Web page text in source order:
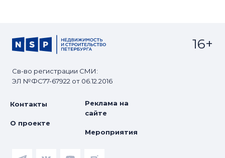
Св-во регистрации СМИ:
ЭЛ №ФС77-67922 от 06.12.2016
16+
Контакты
О проекте
Реклама на
сайте
Мероприятия